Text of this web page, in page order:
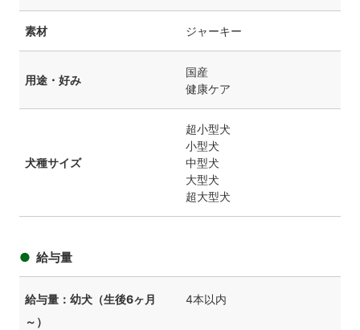
素材 ジャーキー
用途・好み
国産
健康ケア
犬種サイズ
超小型犬
小型犬
中型犬
大型犬
超大型犬
給与量
給与量：幼犬（生後6ヶ月
～）
4本以内